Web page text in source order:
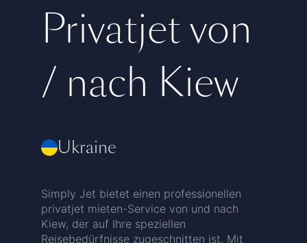
Privatjet von
/ nach Kiew
Ukraine
Simply Jet bietet einen professionellen
privatjet mieten-Service von und nach
Kiew, der auf Ihre speziellen
Reisebedürfnisse zugeschnitten ist. Mit